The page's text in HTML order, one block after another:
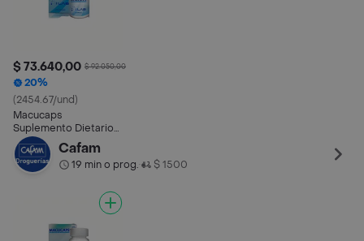
$ 73.640,00 $ 92.050,00
20%
(2454.67/und)
Macucaps
Suplemento Dietario
Multiples
Componentes
Cafam
19 min o prog.• $ 1500